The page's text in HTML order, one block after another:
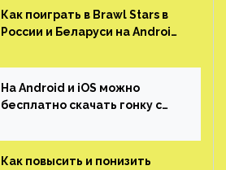
гонками и тюнингом машины
Как поиграть в Brawl Stars в
России и Беларуси на Android
На Android и iOS можно
бесплатно скачать гонку с
который больше, чем в
Skyrim и GTA: San Andreas
Как повысить и понизить